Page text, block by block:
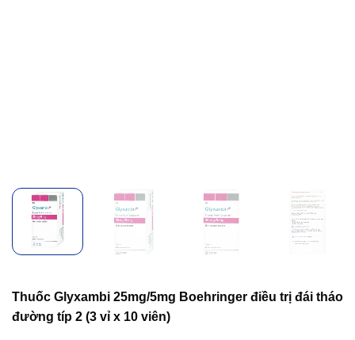
Thuốc Glyxambi 25mg/5mg Boehringer điều trị đái tháo
đường típ 2 (3 vỉ x 10 viên)